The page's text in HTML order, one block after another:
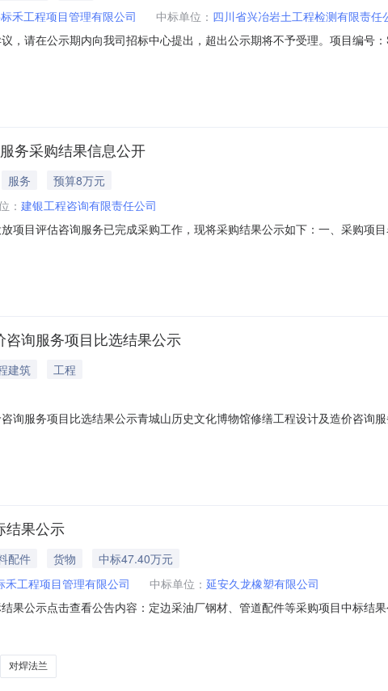
禾工程项目管理有限公司 中标单位： 四川省兴冶岩土工程检测有限责任
，请在公示期内向我司招标中心提出，超出公示期将不予受理。项目编号
第三方检测服务）（第二次）中标候选人公示项目名称：新津区川发展轨
务采购结果信息公开
服务
预算8万元
： 建银工程咨询有限责任公司
项目评估咨询服务已完成采购工作，现将采购结果公示如下：一、采购项
确定的采购数量：1建行重庆大足支行综合管理部（党务工作室）2025年
询服务项目比选结果公示
建筑
工程
询服务项目比选结果公示青城山历史文化博物馆修缮工程设计及造价咨询
建设管理有限公司第二名东建国际设计集团有限公司第三名本公示期为
结果公示
配件 货物
中标47.40万元
禾工程项目管理有限公司 中标单位： 延安久龙橡塑有限公司
果公示点击查看公告内容：定边采油厂钢材、管道配件等采购项目中标结
公示如下:一、项目名称:定边采油厂钢材、管道配件等采购项目二、采购
对焊法兰